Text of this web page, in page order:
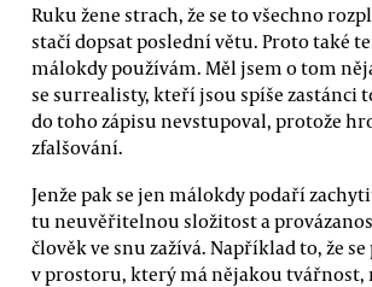
Ruku žene strach, že se to všechno
stačí dopsat poslední větu. Proto také
málokdy používám. Měl jsem o tom
se surrealisty, kteří jsou spíše zastánci
do toho zápisu nevstupoval, protože
zfalšování.
Jenže pak se jen málokdy podaří
tu neuvěřitelnou složitost a
člověk ve snu zažívá. Například to, že
v prostoru, který má nějakou tvářnost,